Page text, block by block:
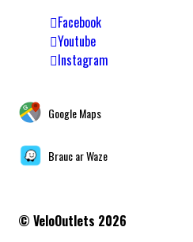
Facebook
Youtube
Instagram
Google Maps
Brauc ar Waze
© VeloOutlets 2026